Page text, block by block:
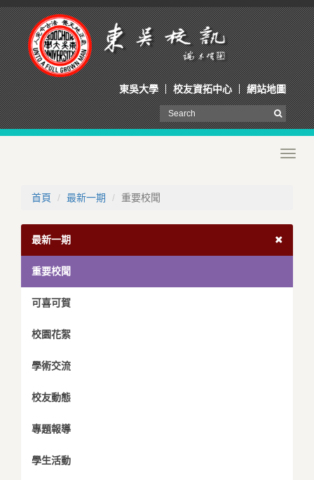
東吳大學 校友資拓中心 網站地圖
首頁 最新一期 重要校聞
最新一期
重要校聞
可喜可賀
校園花絮
學術交流
校友動態
專題報導
學生活動